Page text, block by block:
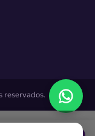
reservados.